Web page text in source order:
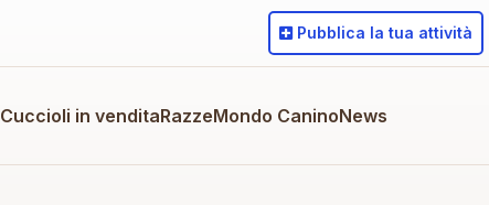
Cuccioli in venditaRazzeMondo CaninoNews
Pubblica la tua attività